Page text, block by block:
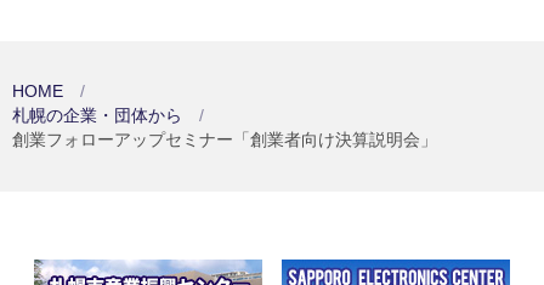
HOME
札幌の企業・団体から
創業フォローアップセミナー「創業者向け決算説明会」